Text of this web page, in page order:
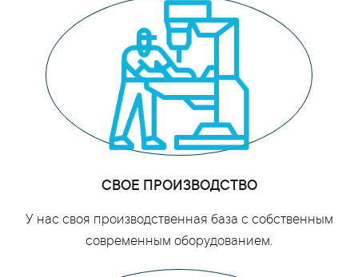
СВОЕ ПРОИЗВОДСТВО
У нас своя производственная база с собственным
современным оборудованием.